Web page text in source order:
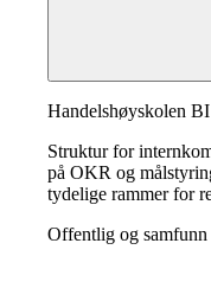
Handelshøyskolen BI
Struktur for
på OKR og
tydelige rammer for
Offentlig og samfunn